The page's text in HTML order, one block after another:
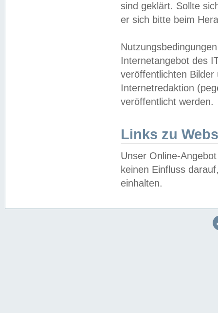
sind geklärt. Sollte
er sich bitte beim
Internetangebot des
veröffentlichten
Internetredaktion
veröffentlicht werden.
Links zu
Unser Online-
keinen Einfluss
einhalten.